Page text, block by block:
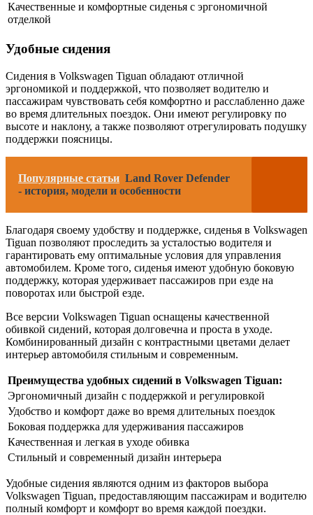
Качественные и комфортные сиденья с эргономичной
отделкой
Удобные сидения
Сидения в Volkswagen Tiguan обладают отличной
эргономикой и поддержкой, что позволяет водителю и
пассажирам чувствовать себя комфортно и расслабленно даже
во время длительных поездок. Они имеют регулировку по
высоте и наклону, а также позволяют отрегулировать подушку
поддержки поясницы.
Популярные статьи Land Rover Defender
- история, модели и особенности
Благодаря своему удобству и поддержке, сиденья в Volkswagen
Tiguan позволяют проследить за усталостью водителя и
гарантировать ему оптимальные условия для управления
автомобилем. Кроме того, сиденья имеют удобную боковую
поддержку, которая удерживает пассажиров при езде на
поворотах или быстрой езде.
Все версии Volkswagen Tiguan оснащены качественной
обивкой сидений, которая долговечна и проста в уходе.
Комбинированный дизайн с контрастными цветами делает
интерьер автомобиля стильным и современным.
Преимущества удобных сидений в Volkswagen Tiguan:
Эргономичный дизайн с поддержкой и регулировкой
Удобство и комфорт даже во время длительных поездок
Боковая поддержка для удерживания пассажиров
Качественная и легкая в уходе обивка
Стильный и современный дизайн интерьера
Удобные сидения являются одним из факторов выбора
Volkswagen Tiguan, предоставляющим пассажирам и водителю
полный комфорт и комфорт во время каждой поездки.